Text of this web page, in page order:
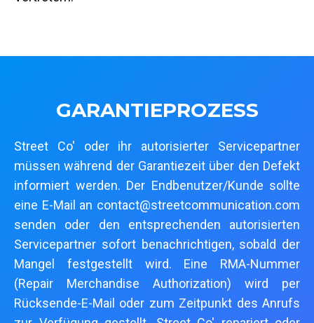
GARANTIEPROZESS
Street Co' oder ihr autorisierter Servicepartner
müssen während der Garantiezeit über den Defekt
informiert werden. Der Endbenutzer/Kunde sollte
eine E-Mail an contact@streetcommunication.com
senden oder den entsprechenden autorisierten
Servicepartner sofort benachrichtigen, sobald der
Mangel festgestellt wird. Eine RMA-Nummer
(Repair Merchandise Authorization) wird per
Rücksende-E-Mail oder zum Zeitpunkt des Anrufs